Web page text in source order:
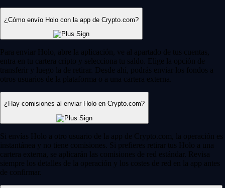
¿Cómo envío Holo con la app de Crypto.com?
Para enviar Holo, abre la aplicación, ve al apartado de tus cuentas,
entra en tu cartera cripto y selecciona tu saldo. Elige la opción de
transferir y luego la de retirar. Desde ahí, podrás enviar los fondos a
otros usuarios de la plataforma o a una cartera externa.
¿Hay comisiones al enviar Holo en Crypto.com?
Si envías Holo a otro usuario de la app de Crypto.com, la operación es
instantánea y no tiene comisiones. Si prefieres retirar tus Holo a una
cartera externa, se aplicarán las comisiones de red estándar. Revisa
siempre los detalles de la operación y los costes de red en la app antes
de confirmar.